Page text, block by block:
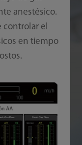
anestésico.
controlar el
en tiempo